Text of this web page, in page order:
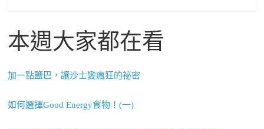
本週大家都在看
加一點鹽巴，讓沙士變瘋狂的祕密
如何選擇Good Energy食物！(一)